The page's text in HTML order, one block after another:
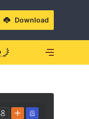
Download